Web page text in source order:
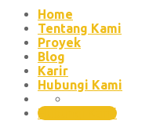
Home
Tentang Kami
Proyek
Blog
Karir
Hubungi Kami
Hubungi Kami